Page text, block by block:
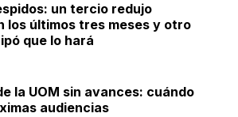
un tercio redujo
los últimos tres meses y otro
que lo hará
la UOM sin avances: cuándo
audiencias